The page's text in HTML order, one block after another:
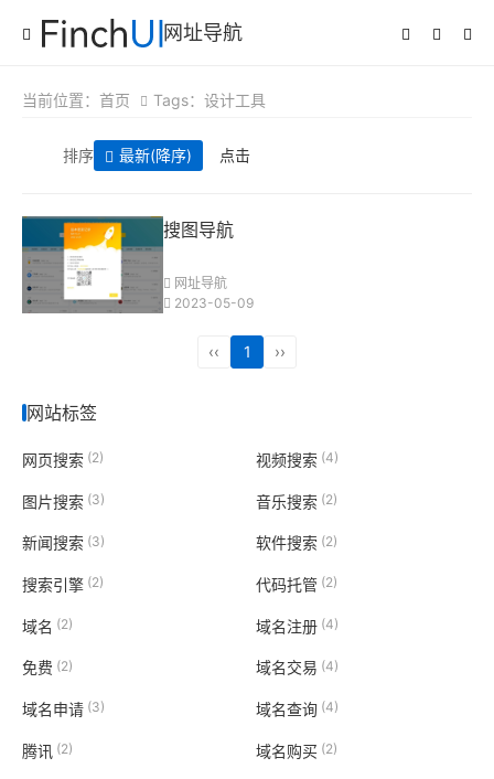
网址导航
当前位置： 首页 Tags：设计工具
排序 最新(降序) 点击
搜图导航
网址导航
2023-05-09
‹‹ 1 ››
网站标签
网页搜索 (2) 视频搜索 (4)
图片搜索 (3) 音乐搜索 (2)
新闻搜索 (3) 软件搜索 (2)
搜索引擎 (2) 代码托管(2)
域名 (2) 域名注册(4)
免费 (2) 域名交易 (4)
域名申请 (3) 域名查询(4)
腾讯 (2) 域名购买(2)